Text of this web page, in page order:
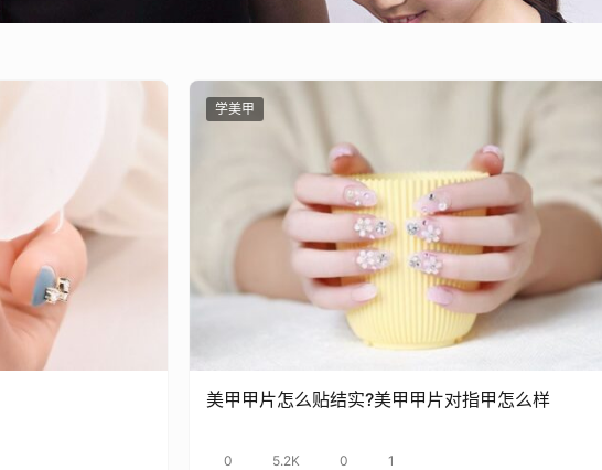
学美甲
美甲甲片怎么贴结实?美甲甲片对指甲怎么样
0 5.2K 0 1